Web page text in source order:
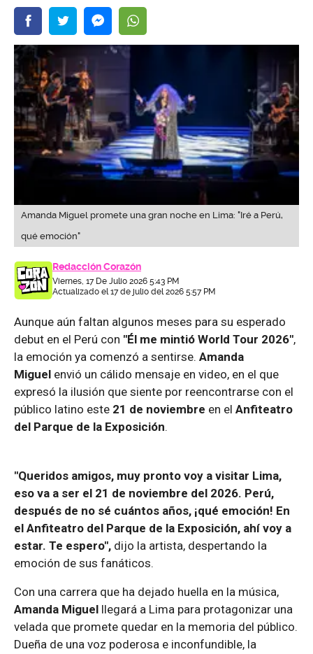
Amanda Miguel promete una gran noche en Lima: "Iré a Perú,
qué emoción"
Redacción Corazón
Viernes, 17 De Julio 2026 5:43 PM
Actualizado el 17 de julio del 2026 5:57 PM
Aunque aún faltan algunos meses para su esperado
debut en el Perú con "Él me mintió World Tour 2026",
la emoción ya comenzó a sentirse. Amanda
Miguel envió un cálido mensaje en video, en el que
expresó la ilusión que siente por reencontrarse con el
público latino este 21 de noviembre en el Anfiteatro
del Parque de la Exposición.
"Queridos amigos, muy pronto voy a visitar Lima,
eso va a ser el 21 de noviembre del 2026. Perú,
después de no sé cuántos años, ¡qué emoción! En
el Anfiteatro del Parque de la Exposición, ahí voy a
estar. Te espero", dijo la artista, despertando la
emoción de sus fanáticos.
Con una carrera que ha dejado huella en la música,
Amanda Miguel llegará a Lima para protagonizar una
velada que promete quedar en la memoria del público.
Dueña de una voz poderosa e inconfundible, la